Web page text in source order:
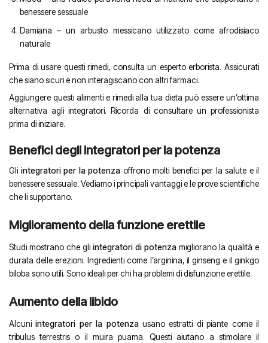
benessere sessuale
Damiana – un arbusto messicano utilizzato come afrodisiaco
naturale
Prima di usare questi rimedi, consulta un esperto erborista. Assicurati
che siano sicuri e non interagiscano con altri farmaci.
Aggiungere questi alimenti e rimedi alla tua dieta può essere un’ottima
alternativa agli integratori. Ricorda di consultare un professionista
prima di iniziare.
Benefici degli integratori per la potenza
Gli integratori per la potenza offrono molti benefici per la salute e il
benessere sessuale. Vediamo i principali vantaggi e le prove scientifiche
che li supportano.
Miglioramento della funzione erettile
Studi mostrano che gli integratori di potenza migliorano la qualità e
durata delle erezioni. Ingredienti come l’arginina, il ginseng e il ginkgo
biloba sono utili. Sono ideali per chi ha problemi di disfunzione erettile.
Aumento della libido
Alcuniintegratori per la potenzausano estratti di piante come il
tribulus terrestris o il muira puama. Questi aiutano a stimolare il